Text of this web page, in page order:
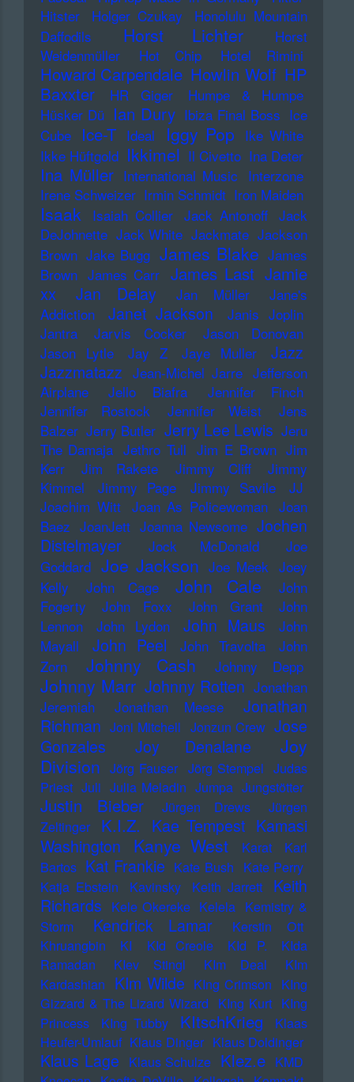
Hitster
Holger Czukay
Honolulu Mountain
Daffodils
Horst Lichter
Horst
Weidenmüller
Hot Chip Hotel Rimini
Howard Carpendale Howlin Wolf HP
Baxxter
HR Giger
Humpe & Humpe
Hüsker Dü Ian Dury Ibiza Final Boss Ice
Cube
Ice-T Ideal Iggy Pop Ike White
Ikke Hüftgold Ikkimel Il Civetto Ina Deter
Ina Müller International Music Interzone
Irene Schweizer Irmin Schmidt Iron Maiden
Isaak Isaiah Collier Jack Antonoff Jack
DeJohnette Jack White Jackmate Jackson
Brown Jake Bugg James Blake James
Brown James Carr James Last Jamie
xx
Jan Delay Jan Müller
Jane's
Addiction
Janet Jackson
Janis Joplin
Jantra
Jarvis Cocker
Jason Donovan
Jason Lytle
Jay Z Jaye Muller
Jazz
Jazzmatazz Jean-Michel Jarre Jefferson
Airplane
Jello Biafra
Jennifer Finch
Jennifer Rostock
Jennifer Weist
Jens
Balzer Jerry Butler Jerry Lee Lewis Jeru
The Damaja Jethro Tull Jim E Brown Jim
Kerr
Jim Rakete Jimmy Cliff
Jimmy
Kimmel
Jimmy Page Jimmy Savile
JJ
Joachim Witt Joan As Policewoman Joan
Baez JoanJett Joanna Newsome Jochen
Distelmayer
Jock McDonald
Joe
Goddard Joe Jackson Joe Meek Joey
Kelly
John Cage John Cale
John
Fogerty
John Foxx John Grant
John
Lennon
John Lydon John Maus
John
Mayall
John Peel John Travolta
John
Zorn
Johnny Cash Johnny Depp
Johnny Marr Johnny Rotten Jonathan
Jeremiah
Jonathan Meese
Jonathan
Richman Joni Mitchell Jonzun Crew Jose
Gonzales
Joy Denalane
Joy
Division Jörg Fauser Jörg Stempel Judas
Priest Juli Julia Meladin Jumpa Jungstötter
Justin Bieber Jürgen Drews
Jürgen
Zeltinger
K.I.Z. Kae Tempest Kamasi
Washington
Kanye West Karat
Karl
Bartos Kat Frankie Kate Bush Kate Perry
Katja Ebstein
Kavinsky Keith Jarrett
Keith
Richards Kele Okereke Kelela Kemistry &
Storm
Kendrick Lamar
Kerstin Ott
Khruangbin
KI KId Creole KId P.
KIda
Ramadan
KIev Stingl KIm Deal
KIm
Kardashian KIm Wilde KIng Crimson KIng
Gizzard & The Lizard Wizard KIng Kurt KIng
Princess
KIng Tubby KItschKrieg
Klaas
Heufer-Umlauf Klaus Dinger Klaus Doldinger
Klaus Lage Klaus Schulze Klez.e KMD